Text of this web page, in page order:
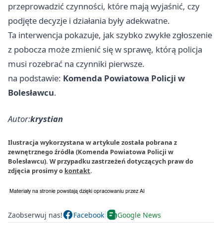
przeprowadzić czynności, które mają wyjaśnić, czy
podjęte decyzje i działania były adekwatne.
Ta interwencja pokazuje, jak szybko zwykłe zgłoszenie
z pobocza może zmienić się w sprawę, którą policja
musi rozebrać na czynniki pierwsze.
na podstawie: Komenda Powiatowa Policji w
Bolesławcu.
Autor:krystian
Ilustracja wykorzystana w artykule została pobrana z
zewnętrznego źródła (Komenda Powiatowa Policji w
Bolesławcu). W przypadku zastrzeżeń dotyczących praw do
zdjęcia prosimy o kontakt.
Zaobserwuj nas! Facebook Google News